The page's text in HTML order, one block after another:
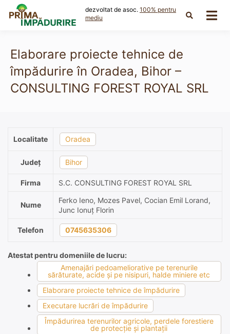
content
dezvoltat de asoc. 100% pentru
mediu
Elaborare proiecte tehnice de
împădurire în Oradea, Bihor –
CONSULTING FOREST ROYAL SRL
Localitate Oradea
Județ Bihor
Firma S.C. CONSULTING FOREST ROYAL SRL
Nume
Ferko Ieno, Mozes Pavel, Cocian Emil Lorand,
Junc Ionuț Florin
Telefon 0745635306
Atestat pentru domeniile de lucru:
Amenajări pedoameliorative pe terenurile
sărăturate, acide şi pe nisipuri, halde miniere etc
Elaborare proiecte tehnice de împădurire
Executare lucrări de împădurire
Împădurirea terenurilor agricole, perdele forestiere
de protecţie şi plantaţii